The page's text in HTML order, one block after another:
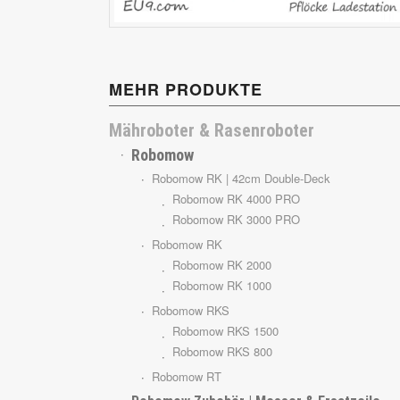
MEHR PRODUKTE
Mähroboter & Rasenroboter
Robomow
Robomow RK | 42cm Double-Deck
Robomow RK 4000 PRO
Robomow RK 3000 PRO
Robomow RK
Robomow RK 2000
Robomow RK 1000
Robomow RKS
Robomow RKS 1500
Robomow RKS 800
Robomow RT